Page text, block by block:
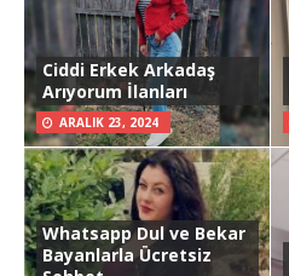
Ciddi Erkek Arkadaş
Arıyorum İlanları
ARALIK 23, 2024
Whatsapp Dul ve Bekar
Bayanlarla Ücretsiz